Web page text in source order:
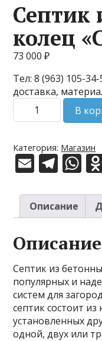
Септик
колец
73 000₽
Тел: 8 (963) 105-
доставка,
Количество
товара
из
бетонных
колец
№14"
В
Категория: Магазин
E
ai
l
T
e
gr
a
m
W
at
s
A
p
p
Описание
Описание
Септик из
популярных и
систем для
септик состоит
установленных
одной, двух или